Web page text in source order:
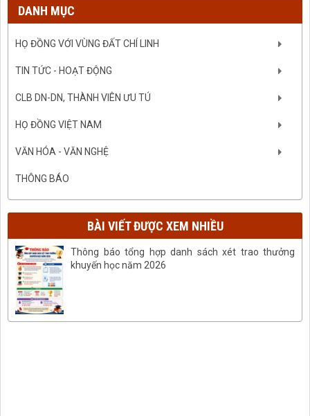
DANH MỤC
HỌ ĐỒNG VỚI VÙNG ĐẤT CHÍ LINH
TIN TỨC - HOẠT ĐỘNG
CLB DN-DN, THÀNH VIÊN ƯU TÚ
HỌ ĐỒNG VIỆT NAM
VĂN HÓA - VĂN NGHỆ
THÔNG BÁO
BÀI VIẾT ĐƯỢC XEM NHIỀU
Thông báo tổng hợp danh sách xét trao thưởng
khuyến học năm 2026